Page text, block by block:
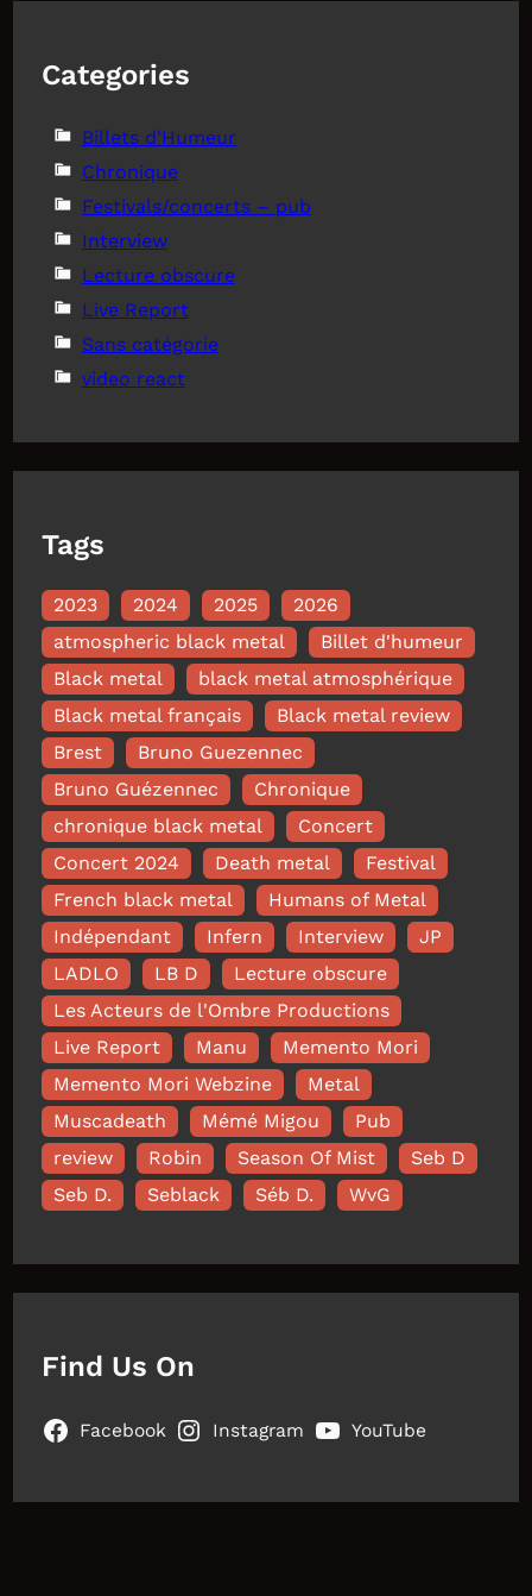
Categories
Billets d'Humeur
Chronique
Festivals/concerts – pub
Interview
Lecture obscure
Live Report
Sans catégorie
video react
Tags
2023 2024 2025
2026
atmospheric black metal
Billet d'humeur
Black metal
black metal atmosphérique
Black metal français
Black metal review
Brest
Bruno Guezennec
Bruno Guézennec
Chronique
chronique black metal
Concert
Concert 2024
Death metal
Festival
French black metal
Humans of Metal
Indépendant
Infern Interview
JP
LADLO
LB D
Lecture obscure
Les Acteurs de l'Ombre Productions
Live Report
Manu
Memento Mori
Memento Mori Webzine
Metal
Muscadeath
Mémé Migou
Pub
review
Robin Season Of Mist
Seb D
Seb D.
Seblack Séb D. WvG
Find Us On
Facebook Instagram YouTube